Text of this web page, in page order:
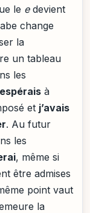
le edevient
change
la
un tableau
les
à
et j’avais
. Au futur
les
, même si
être admises
point vaut
la